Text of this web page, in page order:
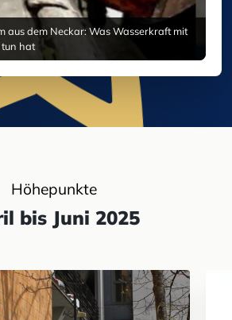
aus dem Neckar: Was Wasserkraft mit
hat
Höhepunkte
bis Juni 2025